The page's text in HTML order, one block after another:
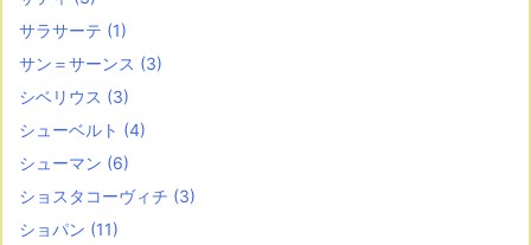
サラサーテ (1)
サン＝サーンス (3)
シベリウス (3)
シューベルト (4)
シューマン (6)
ショスタコーヴィチ (3)
ショパン (11)